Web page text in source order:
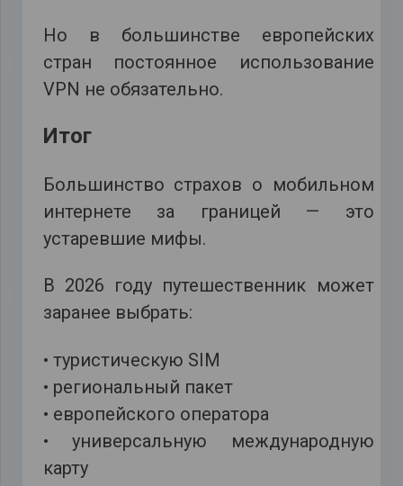
Но в большинстве европейских
стран постоянное использование
VPN не обязательно.
Итог
Большинство страхов о мобильном
интернете за границей — это
устаревшие мифы.
В 2026 году путешественник может
заранее выбрать:
• туристическую SIM
• региональный пакет
• европейского оператора
• универсальную международную
карту